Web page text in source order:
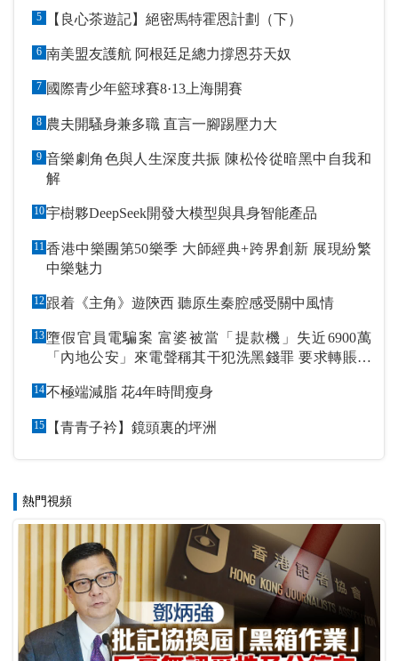
5 【良心茶遊記】絕密馬特霍恩計劃（下）
6 南美盟友護航 阿根廷足總力撐恩芬天奴
7 國際青少年籃球賽8·13上海開賽
8 農夫開騷身兼多職 直言一腳踢壓力大
9 音樂劇角色與人生深度共振 陳松伶從暗黑中自我和
解
10宇樹夥DeepSeek開發大模型與具身智能產品
11 香港中樂團第50樂季 大師經典+跨界創新 展現紛繁
中樂魅力
12 跟着《主角》遊陝西 聽原生秦腔感受關中風情
13墮假官員電騙案 富婆被當「提款機」失近6900萬
「內地公安」來電聲稱其干犯洗黑錢罪 要求轉賬到
14 不極端減脂 花4年時間瘦身
15 【青青子衿】鏡頭裏的坪洲
熱門視頻